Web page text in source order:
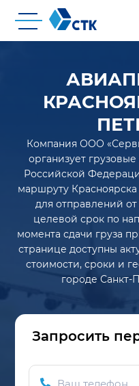
Компания ООО
организует
Российской
маршруту
для отправлений
целевой срок по
момента сдачи груза
странице доступны
стоимости, сроки и
городе Санкт-
Запросить